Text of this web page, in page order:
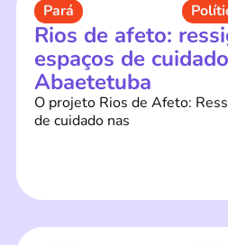
Pará
Rios de afeto:
espaços de
Abaetetuba
O projeto Rios de Afeto:
de cuidado nas